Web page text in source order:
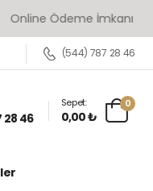
Ödeme İmkanı
(544) 787 28 46
28 46
Sepet:
0,00 ₺
0